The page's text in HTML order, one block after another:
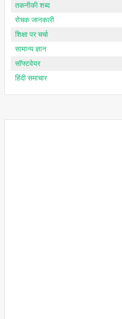
तकनीकी शब्द
रोचक जानकारी
शिक्षा पर चर्चा
सामान्य ज्ञान
सॉफ्टवेयर
हिंदी समाचार